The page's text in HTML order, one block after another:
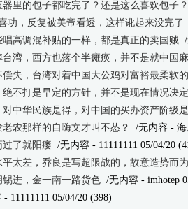
里的包子都吃完了？还是这么喜欢包子？
功，反复被美帝看透，这样讹起来没完了
高调混补贴的一样，都是真正的卖国贼
台湾，西方也落个半瘫痪，并不是就中国
偿失，台湾对着中国大公鸡对富裕最柔软
绝不打是早定的方针，并不是现在情况决
对中华民族是得，对中国的买办资产阶级
农那样的自嗨文才叫不怂？
/无内容 - 海
了就阳痿 /无内容 - 11111111 05/04/20
太差，乔良是写超限战的，故意造势而为
进，金一南一路货色 /无内容 - imhotep
- 11111111 05/04/20 (398)